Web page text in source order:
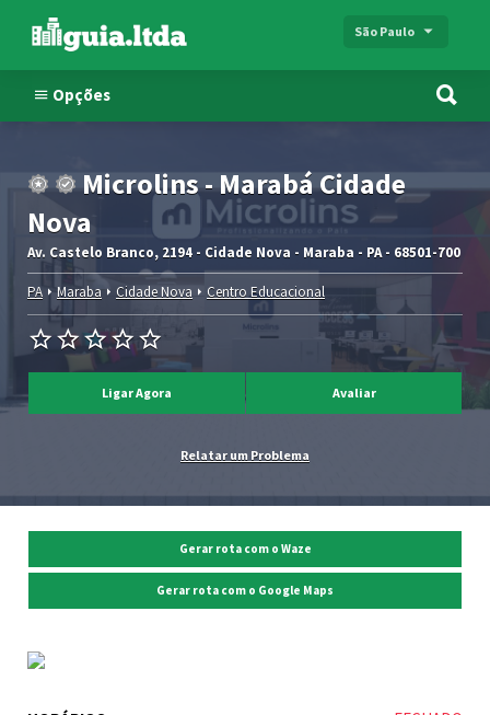
São Paulo
Opções
Microlins - Marabá Cidade
Nova
Av. Castelo Branco, 2194 - Cidade Nova - Maraba - PA - 68501-700
PA Maraba Cidade Nova Centro Educacional
Ligar Agora Avaliar
Relatar um Problema
Gerar rota com o Waze
Gerar rota com o Google Maps